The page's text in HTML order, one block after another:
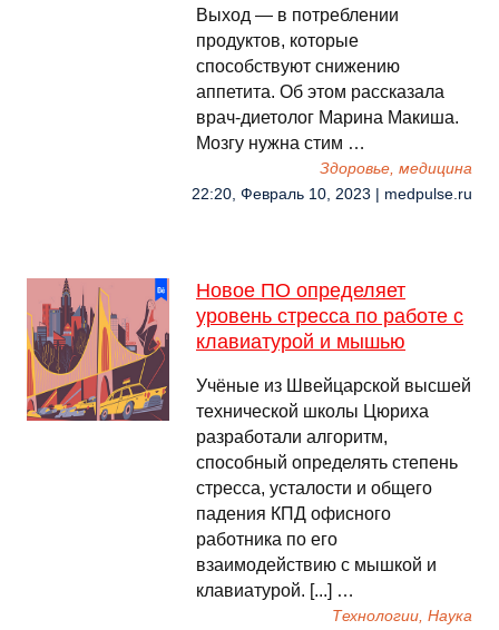
Выход — в потреблении
продуктов, которые
способствуют снижению
аппетита. Об этом рассказала
врач-диетолог Марина Макиша.
Мозгу нужна стим …
Здоровье, медицина
22:20, Февраль 10, 2023 | medpulse.ru
Новое ПО определяет
уровень стресса по работе с
клавиатурой и мышью
Учёные из Швейцарской высшей
технической школы Цюриха
разработали алгоритм,
способный определять степень
стресса, усталости и общего
падения КПД офисного
работника по его
взаимодействию с мышкой и
клавиатурой. [...] …
Технологии, Наука